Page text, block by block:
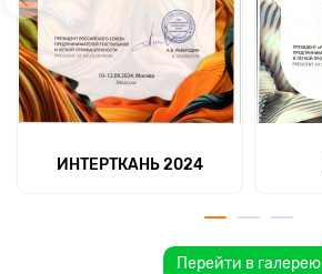
ИНТЕРТКАНЬ 2024
Перейти в галерею